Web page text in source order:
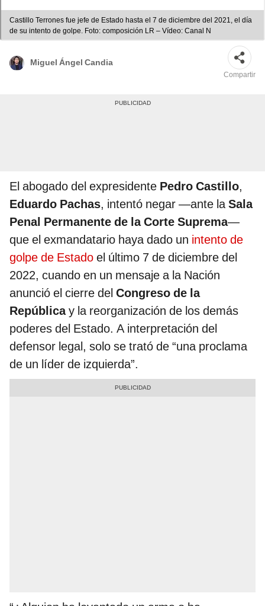
Castillo Terrones fue jefe de Estado hasta el 7 de diciembre del 2021, el día
de su intento de golpe. Foto: composición LR – Vídeo: Canal N
Miguel Ángel Candia
Compartir
El abogado del expresidente Pedro Castillo,
Eduardo Pachas, intentó negar —ante laSala
Penal Permanente de la Corte Suprema—
que el exmandatario haya dado un intento de
golpe de Estado el último 7 de diciembre del
2022, cuando en un mensaje a la Nación
anunció el cierre del Congreso de la
Repúblicay la reorganización de los demás
poderes del Estado. A interpretación del
defensor legal, solo se trató de “una proclama
de un líder de izquierda”.